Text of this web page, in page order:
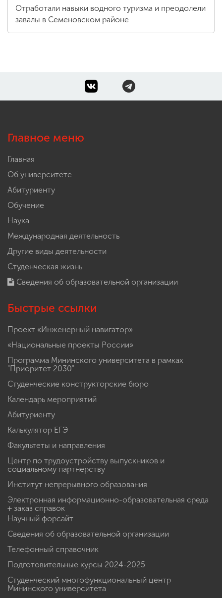
Отработали навыки водного туризма и преодолели
завалы в Семеновском районе
Главное меню
Главная
Об университете
Абитуриенту
Обучение
Наука
Международная деятельность
Другие виды деятельности
Студенческая жизнь
Сведения об образовательной организации
Быстрые ссылки
Проект «Инженерный навигатор»
«Национальные проекты России»
Программа Мининского университета в рамках
"Приоритет 2030"
Студенческие конструкторские бюро
Календарь мероприятий
Абитуриенту
Калькулятор ЕГЭ
Факультеты и направления
Центр по трудоустройству выпускников и
социальному партнерству
Институт непрерывного образования
Электронная информационно-образовательная среда
+ заказ справок
Научный форсайт
Сведения об образовательной организации
Телефонный справочник
Подготовительные курсы 2024-2025
Студенческий многофункциональный центр
Мининского университета